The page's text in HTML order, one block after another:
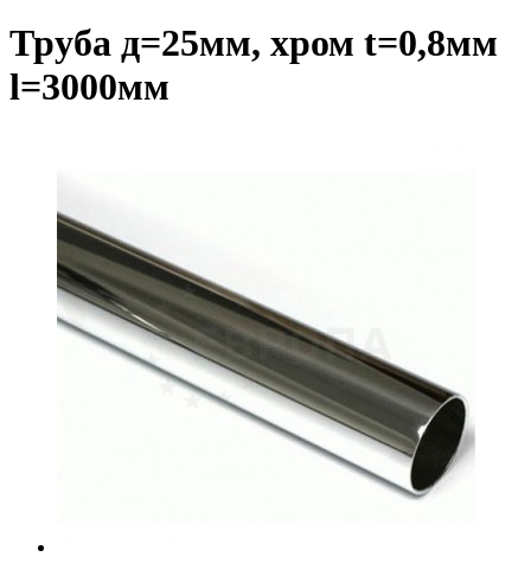
Труба д=25мм, хром t=0,8мм
l=3000мм